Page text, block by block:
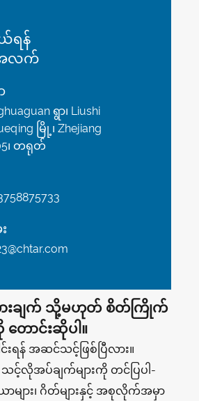
ရန်
လက်
ရွာ၊ Liushi
မြို့၊ Zhejiang
၊ တရုတ်
ားချက် သို့မဟုတ် စိတ်ကြိုက်
တောင်းဆိုပါ။
င်းရန် အဆင်သင့်ဖြစ်ပြီလား။
လိုအပ်ချက်များကို တင်ပြပါ-
ျား၊ ဂိတ်များနှင့် အစုလိုက်အမှာ